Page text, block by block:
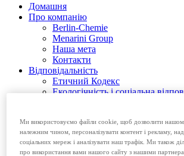
Домашня
Про компанію
Berlin-Chemie
Menarini Group
Наша мета
Контакти
Відповідальність
Етичний Кодекс
Екологічність і соціальна
Безрецептурні препарати
Рецептурні препарати
Вакансії
Ми використовуємо файли cookie, щоб дозволити
належним чином, персоналізувати контент і рекламу,
соціальних мереж і аналізувати наш трафік. Ми також
про використання вами нашого сайту з нашими